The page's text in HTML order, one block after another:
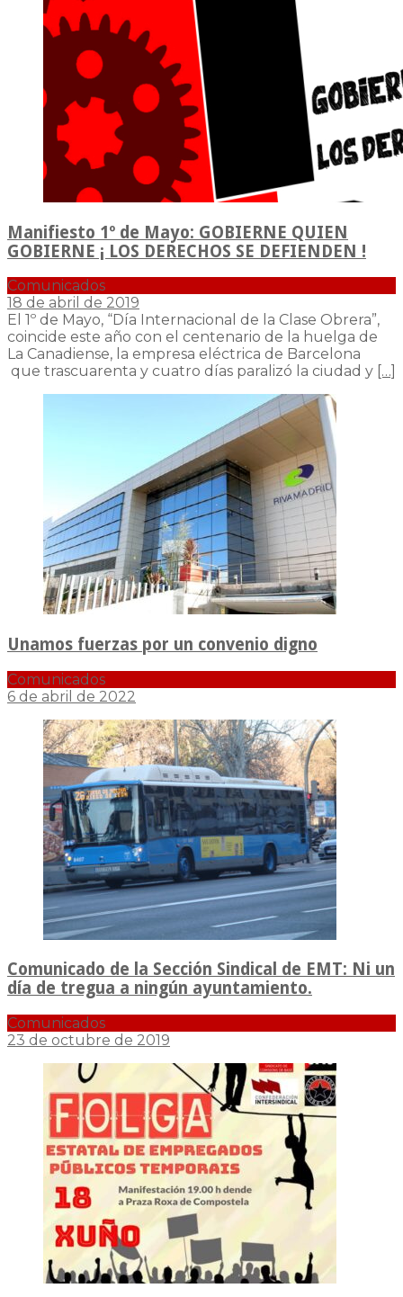
Manifiesto 1º de Mayo: GOBIERNE QUIEN
GOBIERNE ¡ LOS DERECHOS SE DEFIENDEN !
Comunicados
18 de abril de 2019
El 1º de Mayo, “Día Internacional de la Clase Obrera”,
coincide este año con el centenario de la huelga de
La Canadiense, la empresa eléctrica de Barcelona
que trascuarenta y cuatro días paralizó la ciudad y […]
Unamos fuerzas por un convenio digno
Comunicados
6 de abril de 2022
Comunicado de la Sección Sindical de EMT: Ni un
día de tregua a ningún ayuntamiento.
Comunicados
23 de octubre de 2019